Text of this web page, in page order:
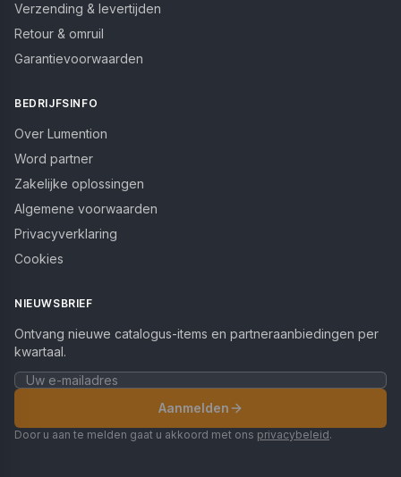
Verzending & levertijden
Retour & omruil
Garantievoorwaarden
BEDRIJFSINFO
Over Lumention
Word partner
Zakelijke oplossingen
Algemene voorwaarden
Privacyverklaring
Cookies
NIEUWSBRIEF
Ontvang nieuwe catalogus-items en partneraanbiedingen per
kwartaal.
Aanmelden
Door u aan te melden gaat u akkoord met ons privacybeleid.